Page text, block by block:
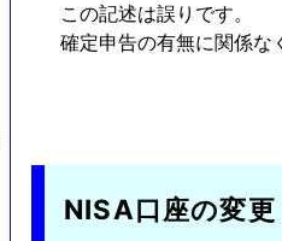
この記述は誤りです。
確定申告の有無に関係な
NISA口座の変更